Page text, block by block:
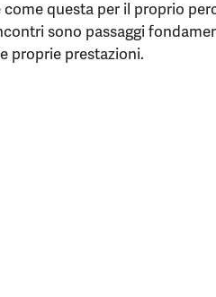
questa per il proprio
sono passaggi
proprie prestazioni.